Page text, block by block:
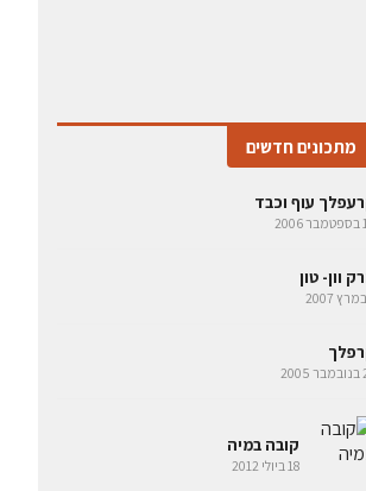
מתכונים חדשים
עוף וכבד
וון- טון
קובה במיה
18 ביולי 2012